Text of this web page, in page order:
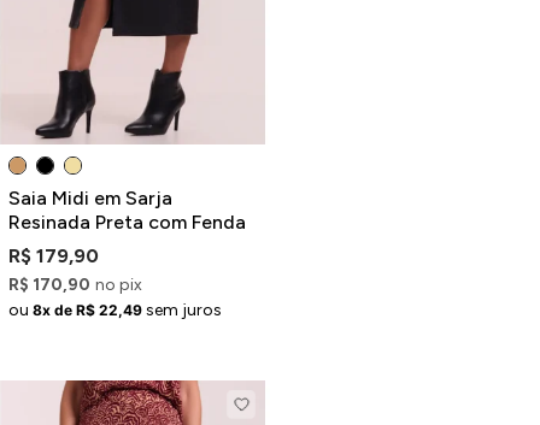
Saia Midi em Sarja
Resinada Preta com Fenda
R$ 179,90
R$ 170,90 no pix
ou 8x de R$ 22,49 sem juros